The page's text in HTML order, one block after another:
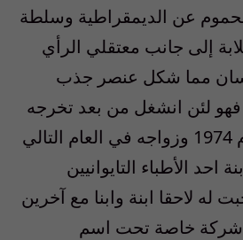
عن الديمقراطية وسلطة
إلى جانب معتقلي الرأي
مما شكل عنصر جذب
فهو لئن انشغل من بعد تخرجه
من الجامعة في عام 1974 وزواجه في العام التالي
الأطباء التايوانيين
له لاحقا ابنة وابنا مع آخرين
شركة خاصة تحت اسم